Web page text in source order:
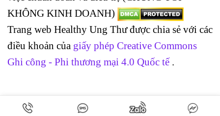
KHÔNG KINH DOANH)
Trang web Healthy Ung Thư được chia sẻ với các
điều khoản của giấy phép Creative Commons
Ghi công - Phi thương mại 4.0 Quốc tế .